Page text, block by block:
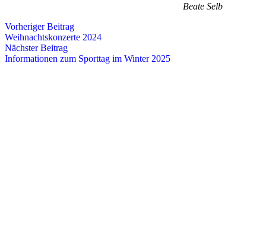
Beate Selb
Vorheriger Beitrag
Weihnachtskonzerte 2024
Nächster Beitrag
Informationen zum Sporttag im Winter 2025